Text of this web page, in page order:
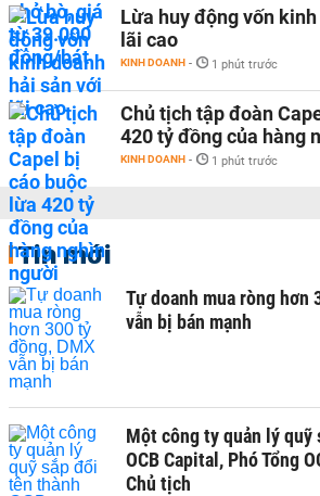
Lừa huy động vốn
lãi cao
KINH DOANH - 1 phút trước
Chủ tịch tập đoàn
420 tỷ đồng của hàng
KINH DOANH - 1 phút trước
Tin mới
Tự doanh mua ròng hơn
vẫn bị bán mạnh
Một công ty quản lý quỹ
OCB Capital, Phó Tổng
Chủ tịch